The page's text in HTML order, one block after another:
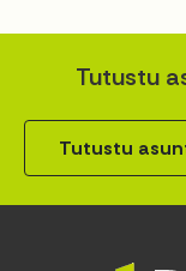
Tutustu
Tutustu